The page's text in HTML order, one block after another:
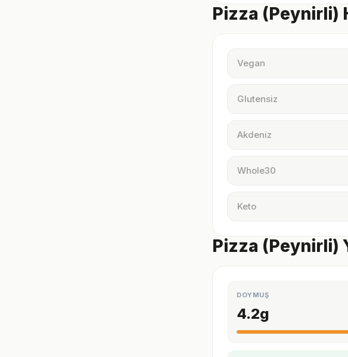
Pizza (Peynirli)
Vegan
Glutensiz
Akdeniz
Whole30
Keto
Pizza (Peynirli)
DOYMUŞ
4.2g